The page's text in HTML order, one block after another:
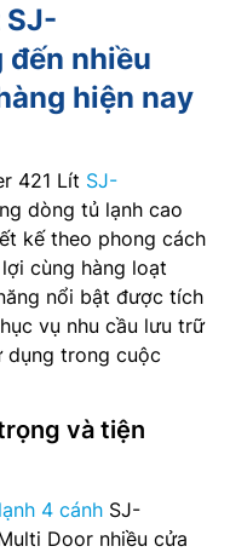
SJ-
đến nhiều
hiện nay
421 Lít SJ-
dòng tủ lạnh cao
kế theo phong cách
cùng hàng loạt
nổi bật được tích
vụ nhu cầu lưu trữ
dụng trong cuộc
và tiện
4 cánh SJ-
Door nhiều cửa